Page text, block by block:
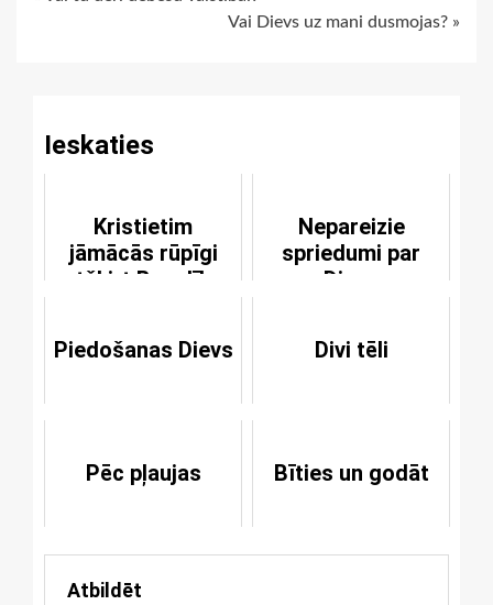
Vai Dievs uz mani dusmojas? »
Ieskaties
Kristietim
jāmācās rūpīgi
atšķirt Bauslību
Nepareizie
spriedumi par
Dievu
Piedošanas Dievs Divi tēli
Pēc pļaujas Bīties un godāt
Atbildēt